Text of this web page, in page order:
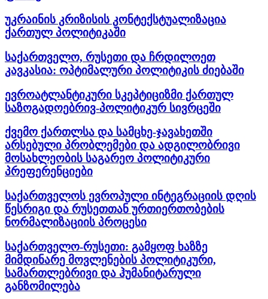
უკრაინის კრიზისის კონტექსტუალიზაცია
ქართულ პოლიტიკაში
საქართველო, რუსეთი და ჩრდილოეთ
კავკასია: ოპტიმალური პოლიტიკის ძიებაში
ევროატლანტიკური სკეპტიციზმი ქართულ
საზოგადოებრივ-პოლიტიკურ სივრცეში
ქვემო ქართლსა და სამცხე-ჯავახეთში
არსებული პრობლემები და ადგილობრივი
მოსახლეობის საგარეო პოლიტიკური
პრეფერენციები
საქართველოს ევროპული ინტეგრაციის დღის
წესრიგი და რუსეთთან ურთიერთობების
ნორმალიზაციის პროცესი
საქართველო-რუსეთი: გამყოფ ხაზზე
მიმდინარე მოვლენების პოლიტიკური,
სამართლებრივი და ჰუმანიტარული
განზომილება